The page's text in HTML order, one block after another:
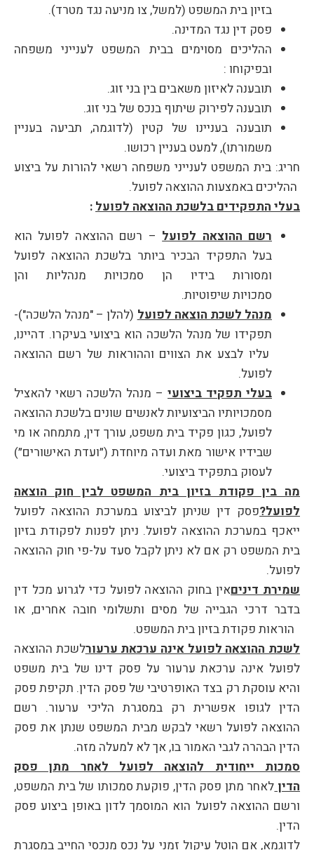
בזיון בית המשפט (למשל, צו מניעה נגד מטרד).
פסק דין נגד המדינה.
ההליכים מסוימים בבית המשפט לענייני משפחה
ובפיקוחו :
תובענה לאיזון משאבים בין בני זוג.
תובענה לפירוק שיתוף בנכס של בני זוג.
תובענה בעניינו של קטין (לדוגמה, תביעה בעניין
משמורתו), למעט בעניין רכושו.
חריג: בית המשפט לענייני משפחה רשאי להורות על ביצוע
ההליכים באמצעות ההוצאה לפועל.
בעלי התפקידים בלשכת ההוצאה לפועל :
רשם ההוצאה לפועל– רשם ההוצאה לפועל הוא
בעל התפקיד הבכיר ביותר בלשכת ההוצאה לפועל
ומסורות בידיו הן סמכויות מנהליות והן
סמכויות שיפוטיות.
מנהל לשכת הוצאה לפועל(להלן – "מנהל הלשכה")-
תפקידו של מנהל הלשכה הוא ביצועי בעיקרו. דהיינו,
עליו לבצע את הצווים וההוראות של רשם ההוצאה
לפועל.
בעלי תפקיד ביצועי – מנהל הלשכה רשאי להאציל
מסמכויותיו הביצועיות לאנשים שונים בלשכת ההוצאה
לפועל, כגון פקיד בית משפט, עורך דין, מתמחה או מי
שבידיו אישור מאת ועדה מיוחדת (״ועדת האישורים״)
לעסוק בתפקיד ביצועי.
מה בין פקודת בזיון בית המשפט לבין חוק הוצאה
לפועל?פסק דין שניתן לביצוע במערכת ההוצאה לפועל
ייאכף במערכת ההוצאה לפועל. ניתן לפנות לפקודת בזיון
בית המשפט רק אם לא ניתן לקבל סעד על-פי חוק ההוצאה
לפועל.
שמירת דיניםאין בחוק ההוצאה לפועל כדי לגרוע מכל דין
בדבר דרכי הגבייה של מסים ותשלומי חובה אחרים, או
הוראות פקודת בזיון בית המשפט.
לשכת ההוצאה לפועל אינה ערכאת ערעורלשכת ההוצאה
לפועל אינה ערכאת ערעור על פסק דינו של בית משפט
והיא עוסקת רק בצד האופרטיבי של פסק הדין. תקיפת פסק
הדין לגופו אפשרית רק במסגרת הליכי ערעור. רשם
ההוצאה לפועל רשאי לבקש מבית המשפט שנתן את פסק
הדין הבהרה לגבי האמור בו, אך לא למעלה מזה.
סמכות ייחודית להוצאה לפועל לאחר מתן פסק
הדיןלאחר מתן פסק הדין, פוקעת סמכותו של בית המשפט,
ורשם ההוצאה לפועל הוא המוסמך לדון באופן ביצוע פסק
הדין.
לדוגמא, אם הוטל עיקול זמני על נכס מנכסי החייב במסגרת